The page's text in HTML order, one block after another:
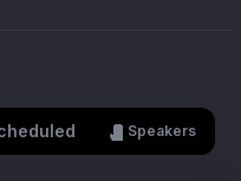
Speakers